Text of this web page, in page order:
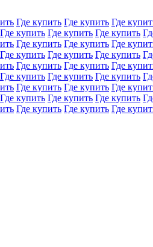
Где купить Где купить Где
Где купить Где купить Где купить
Где купить Где купить Где
Где купить Где купить Где купить
Где купить Где купить Где
Где купить Где купить Где купить
Где купить Где купить Где
Где купить Где купить Где купить
Где купить Где купить Где